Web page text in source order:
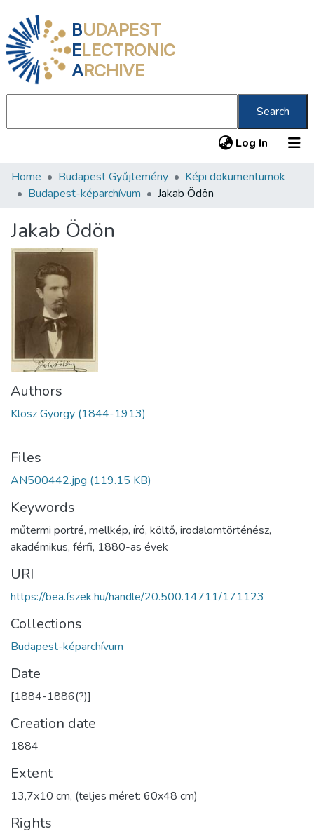
BUDAPEST
ELECTRONIC
ARCHIVE
Search
Log In (current)
Communities & Collections
Statistics
About us
Home Budapest Gyűjtemény
Képi dokumentumok
Budapest-képarchívum
Jakab Ödön
Jakab Ödön
Authors
Klösz György (1844-1913)
Files
AN500442.jpg (119.15 KB)
Keywords
műtermi portré, mellkép, író, költő, irodalomtörténész,
akadémikus, férfi, 1880-as évek
URI
https://bea.fszek.hu/handle/20.500.14711/171123
Collections
Budapest-képarchívum
Date
[1884-1886(?)]
Creation date
1884
Extent
13,7x10 cm, (teljes méret: 60x48 cm)
Rights